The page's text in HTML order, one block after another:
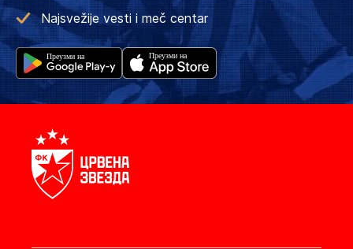
Najsvežije vesti i meč centar